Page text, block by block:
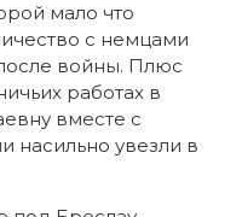
мало что
с немцами
войны. Плюс
работах в
вместе с
насильно увезли в